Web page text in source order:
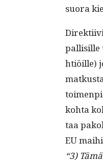
suo­ra
pal­lisille
htiöille)
koh­ta
taa
EU
“3)